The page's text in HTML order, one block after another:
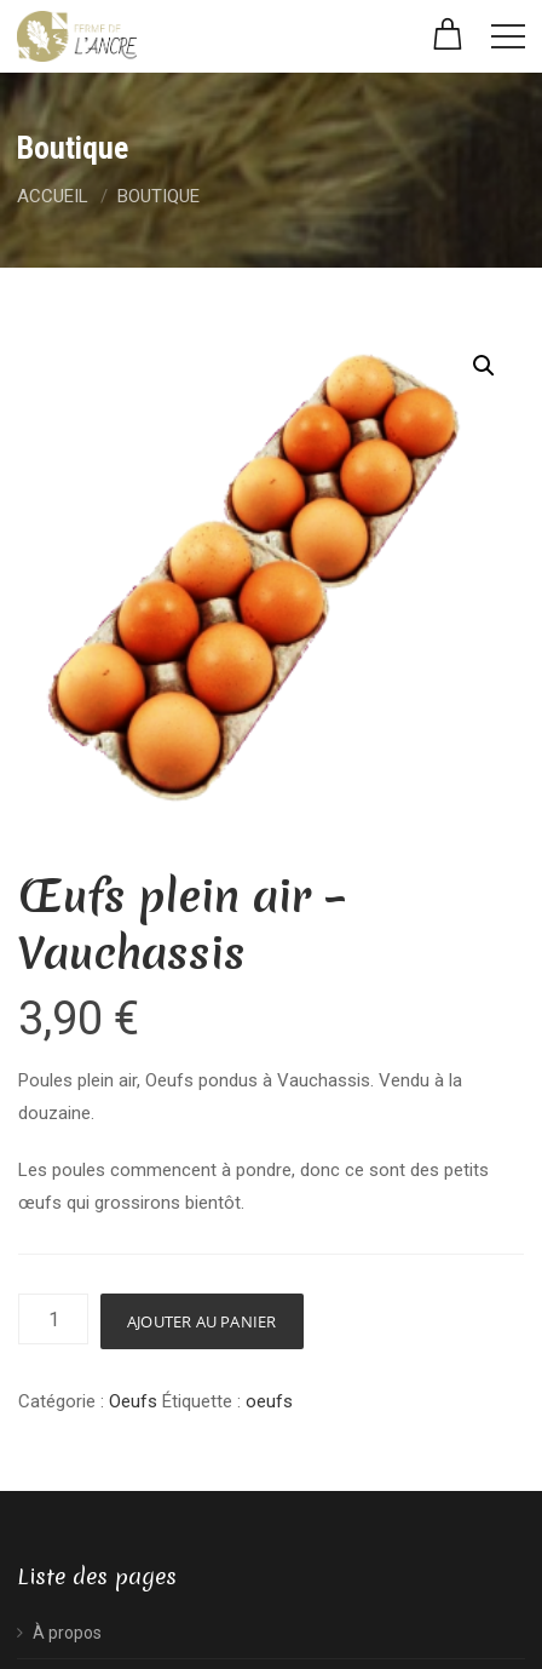
Boutique
ACCUEIL BOUTIQUE
Œufs plein air –
Vauchassis
3,90 €
Poules plein air, Oeufs pondus à Vauchassis. Vendu à la
douzaine.
Les poules commencent à pondre, donc ce sont des petits
œufs qui grossirons bientôt.
quantité
plein
AJOUTER AU PANIER
Catégorie : Oeufs Étiquette : oeufs
Liste des pages
À propos